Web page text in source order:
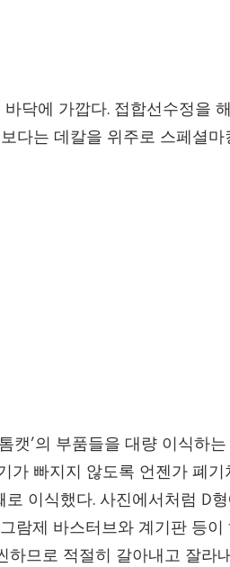
닥에 가깝다. 접합선수정을
다는 데칼을 위주로 스페셜
캣’의 부품들을 대량 이식하
가 빠지지 않도록 언젠가 폐
이식했다. 사진에서처럼 D
람제 바스터브와 계기판 등
므로 적절히 갈아내고 잘라